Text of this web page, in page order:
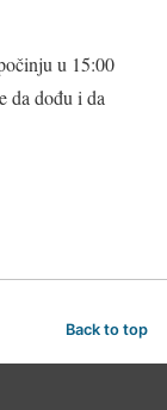
u 15:00
da dođu i da
Back to top